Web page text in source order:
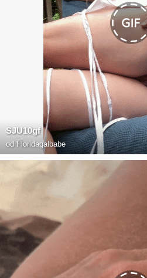
SJU10gf
od Floridagalbabe